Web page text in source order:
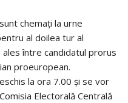
chemați la urne
al doilea tur al
între candidatul prorus
proeuropean.
la ora 7.00 și se vor
Electorală Centrală